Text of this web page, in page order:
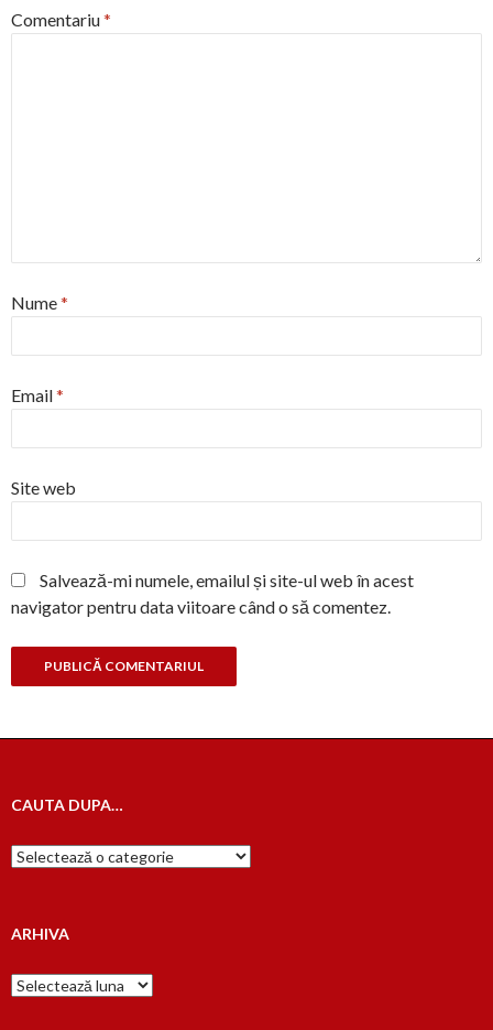
Comentariu*
Nume*
Email*
Site web
Salvează-mi numele, emailul și site-ul web în acest
navigator pentru data viitoare când o să comentez.
CAUTA DUPA…
Cauta
dupa…
ARHIVA
Arhiva